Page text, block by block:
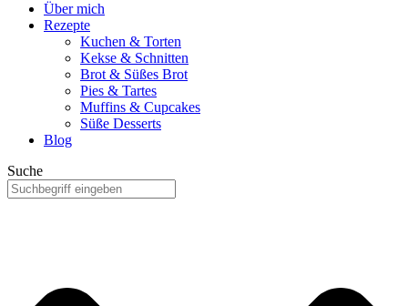
Über mich
Rezepte
Kuchen & Torten
Kekse & Schnitten
Brot & Süßes Brot
Pies & Tartes
Muffins & Cupcakes
Süße Desserts
Blog
Suche